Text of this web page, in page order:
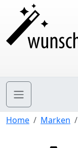
Home Marken